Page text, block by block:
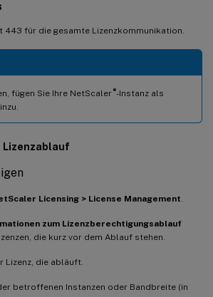
443 für die gesamte Lizenzkommunikation.
fügen Sie Ihre NetScaler ®-Instanz als
Lizenzablauf
Licensing > License Management.
zum Lizenzberechtigungsablauf
die kurz vor dem Ablauf stehen.
Lizenz, die abläuft.
betroffenen Instanzen oder Bandbreite (in